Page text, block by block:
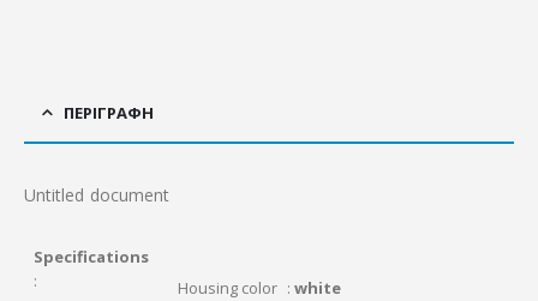
ΠΕΡΙΓΡΑΦΉ
Untitled document
Specifications
:
Housing color : white